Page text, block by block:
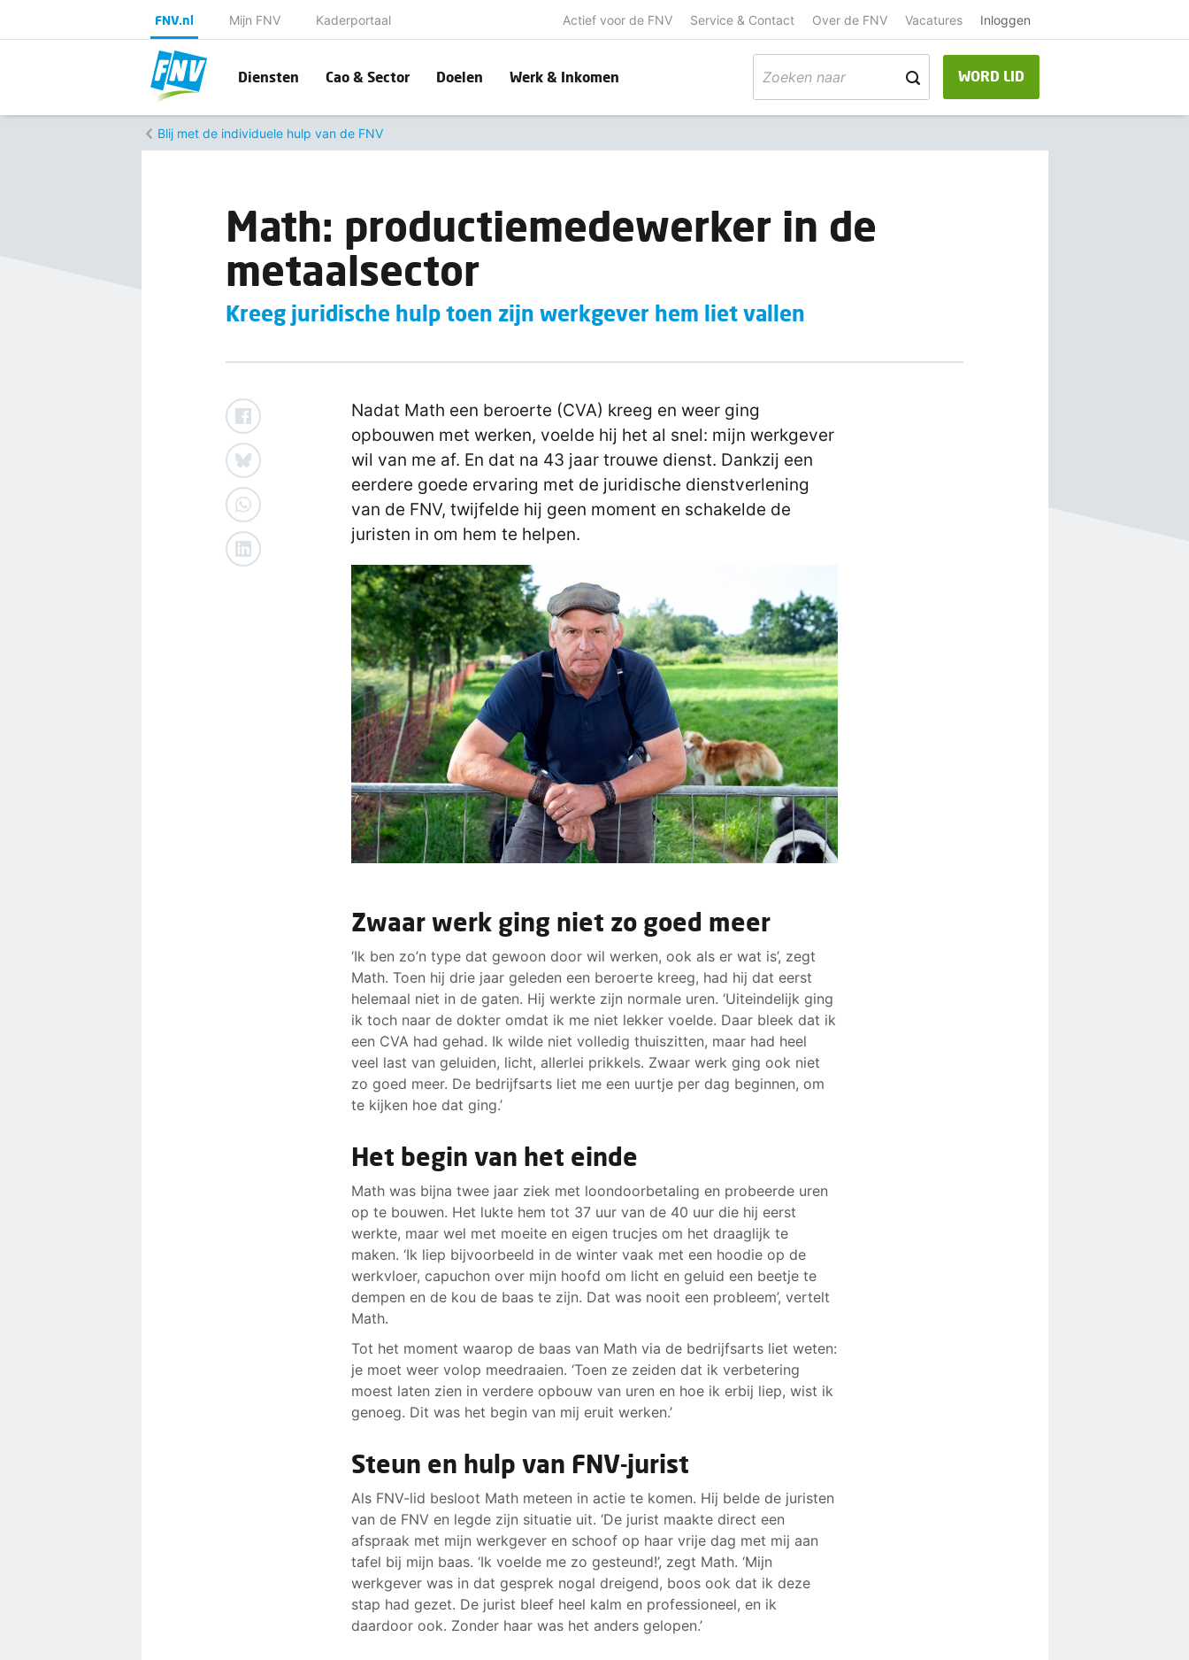
FNV.nl Mijn FNV Kaderportaal Actief voor de FNV Service & Contact Over de FNV Vacatures Inloggen
Diensten Cao & Sector Doelen Werk & Inkomen WORD LID
Blij met de individuele hulp van de FNV
Math: productiemedewerker in de
metaalsector
Kreeg juridische hulp toen zijn werkgever hem liet vallen
Nadat Math een beroerte (CVA) kreeg en weer ging
opbouwen met werken, voelde hij het al snel: mijn werkgever
wil van me af. En dat na 43 jaar trouwe dienst. Dankzij een
eerdere goede ervaring met de juridische dienstverlening
van de FNV, twijfelde hij geen moment en schakelde de
juristen in om hem te helpen.
Zwaar werk ging niet zo goed meer
‘Ik ben zo’n type dat gewoon door wil werken, ook als er wat is’, zegt
Math. Toen hij drie jaar geleden een beroerte kreeg, had hij dat eerst
helemaal niet in de gaten. Hij werkte zijn normale uren. ‘Uiteindelijk ging
ik toch naar de dokter omdat ik me niet lekker voelde. Daar bleek dat ik
een CVA had gehad. Ik wilde niet volledig thuiszitten, maar had heel
veel last van geluiden, licht, allerlei prikkels. Zwaar werk ging ook niet
zo goed meer. De bedrijfsarts liet me een uurtje per dag beginnen, om
te kijken hoe dat ging.’
Het begin van het einde
Math was bijna twee jaar ziek met loondoorbetaling en probeerde uren
op te bouwen. Het lukte hem tot 37 uur van de 40 uur die hij eerst
werkte, maar wel met moeite en eigen trucjes om het draaglijk te
maken. ‘Ik liep bijvoorbeeld in de winter vaak met een hoodie op de
werkvloer, capuchon over mijn hoofd om licht en geluid een beetje te
dempen en de kou de baas te zijn. Dat was nooit een probleem’, vertelt
Math.
Tot het moment waarop de baas van Math via de bedrijfsarts liet weten:
je moet weer volop meedraaien. ‘Toen ze zeiden dat ik verbetering
moest laten zien in verdere opbouw van uren en hoe ik erbij liep, wist ik
genoeg. Dit was het begin van mij eruit werken.’
Steun en hulp van FNV-jurist
Als FNV-lid besloot Math meteen in actie te komen. Hij belde de juristen
van de FNV en legde zijn situatie uit. ‘De jurist maakte direct een
afspraak met mijn werkgever en schoof op haar vrije dag met mij aan
tafel bij mijn baas. ‘Ik voelde me zo gesteund!’, zegt Math. ‘Mijn
werkgever was in dat gesprek nogal dreigend, boos ook dat ik deze
stap had gezet. De jurist bleef heel kalm en professioneel, en ik
daardoor ook. Zonder haar was het anders gelopen.’